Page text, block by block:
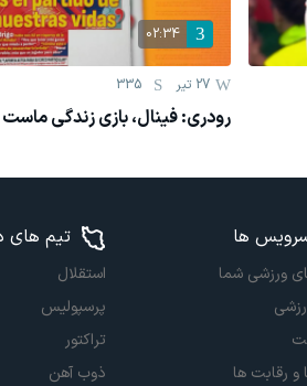
02:34
27 تیر 335
رودری: فینال، بازی زندگی ماست
ها
ورزشی شما
و رقابت ها
تیم های
استقلال
پرسپولیس
تراکتور
ذوب آهن